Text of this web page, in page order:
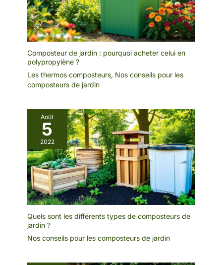
Composteur de jardin : pourquoi acheter celui en
polypropylène ?
Les thermos composteurs, Nos conseils pour les
composteurs de jardin
Août
5
2022
Quels sont les différents types de composteurs de
jardin ?
Nos conseils pour les composteurs de jardin